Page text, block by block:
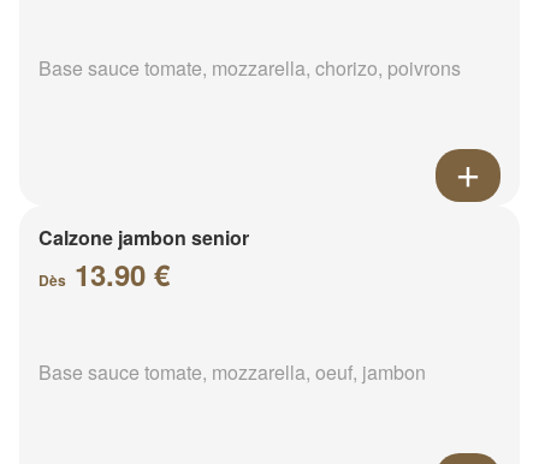
Base sauce tomate, mozzarella, chorizo, poivrons
Calzone jambon senior
Dès 13.90 €
Base sauce tomate, mozzarella, oeuf, jambon